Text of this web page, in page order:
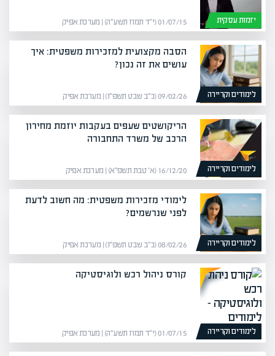
יזמות עסקית 01/07/15 (י״ד תמוז תשע״ה) | מערכת אפיק
לימודים וקריירה
הסבה מקצועית למזכירות משפטית: איך
עושים את זה נכון?
09/02/26 (כ״ב שבט תשפ״ו) | מערכת אפיק
לימודים וקריירה
הריקושטים שעפים בעקבות יוזמת מחירון
הרכב של משרד התחבורה
16/12/20 (א׳ טבת תשפ״א) | מערכת אפיק
לימודים וקריירה
לימודי מזכירות משפטית: מה חשוב לדעת
לפני שנרשמים?
08/02/26 (כ״ב שבט תשפ״ו) | מערכת אפיק
לימודים וקריירה
קורס ניהול רכש ולוגיסטיקה
01/07/15 (י״ד תמוז תשע״ה) | מערכת אפיק